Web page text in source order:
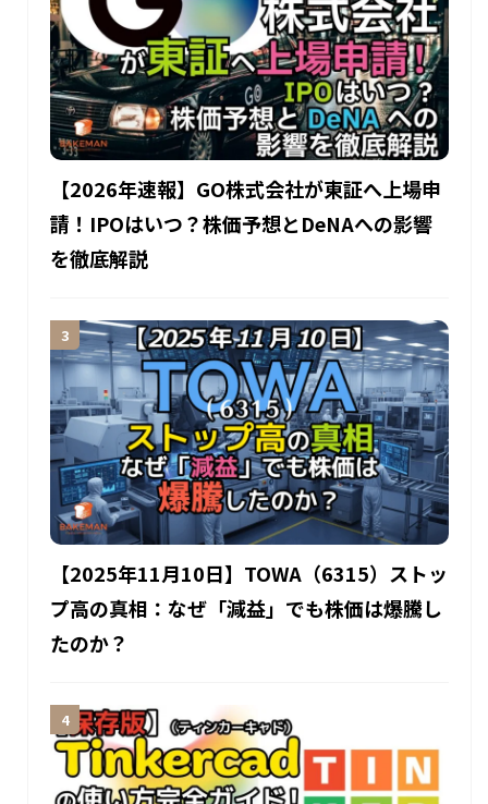
【2026年速報】GO株式会社が東証へ上場申
請！IPOはいつ？株価予想とDeNAへの影響
を徹底解説
【2025年11月10日】TOWA（6315）ストッ
プ高の真相：なぜ「減益」でも株価は爆騰し
たのか？